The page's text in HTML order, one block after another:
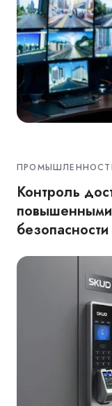
Контроль
безопасности